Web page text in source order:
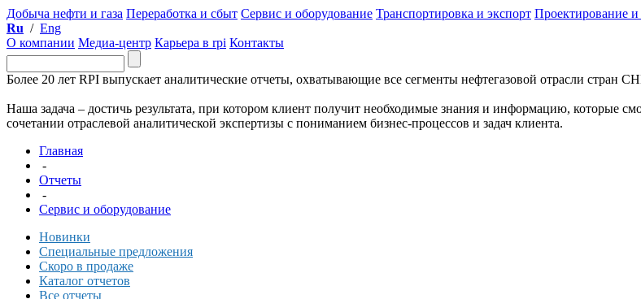
Добыча нефти и газа Переработка и сбыт Сервис и оборудование Транспортировка и экспорт Проектирование и
Ru / Eng
О компании Медиа-центр Карьера в rpi Контакты
Более 20 лет RPI выпускает аналитические отчеты, охватывающие все сегменты нефтегазовой отрасли стран
Наша задача – достичь результата, при котором клиент получит необходимые знания и информацию, которые
сочетании отраслевой аналитической экспертизы с пониманием бизнес-процессов и задач клиента.
Главная
-
Отчеты
-
Сервис и оборудование
Новинки
Специальные предложения
Скоро в продаже
Каталог отчетов
Все отчеты